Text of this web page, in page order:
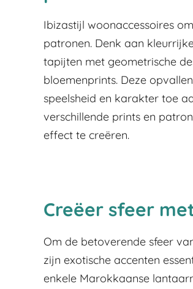
Ibizastijl woonaccessoires
patronen. Denk aan
tapijten met geometrische
bloemenprints. Deze
speelsheid en karakter toe
verschillende prints en
effect te creëren.
Creëer sfeer
Om de betoverende sfeer
zijn exotische accenten
enkele Marokkaanse